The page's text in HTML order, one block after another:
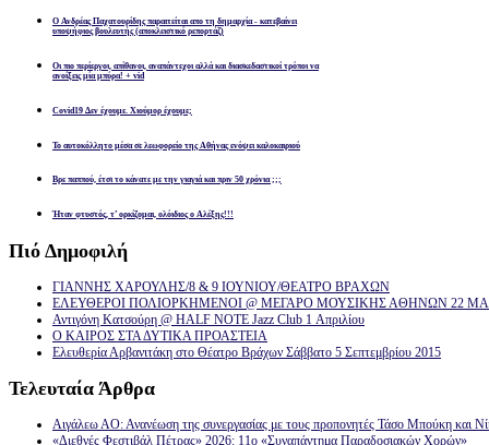
Ο Ανδρέας Παχατουρίδης παραιτείται απο τη δημαρχία - κατεβαίνει
υποψήφιος βουλευτής (αποκλειστικό ρεπορτάζ)
Οι πιο περίεργοι, απίθανοι, αναπάντεχοι αλλά και διασκεδαστικοί τρόποι να
ανοίξεις μία μπύρα! + vid
Covid19 Δεν έχουμε. Χιούμορ έχουμε;
Το αυτοκόλλητο μέσα σε λεωφορείο της Αθήνας ενόψει καλοκαιριού
Βρε παππού, έτσι το κάνατε με την γιαγιά και πριν 50 χρόνια ;;;
Ήταν φτυστός, τ’ ορκίζομαι, ολόιδιος ο Αλέξης!!!
Πιό Δημοφιλή
ΓΙΑΝΝΗΣ ΧΑΡΟΥΛΗΣ/8 & 9 ΙΟΥΝΙΟΥ/ΘΕΑΤΡΟ ΒΡΑΧΩΝ
ΕΛΕΥΘΕΡΟΙ ΠΟΛΙΟΡΚΗΜΕΝΟΙ @ ΜΕΓΑΡΟ ΜΟΥΣΙΚΗΣ ΑΘΗΝΩΝ 22
Αντιγόνη Κατσούρη @ HALF NOTE Jazz Club 1 Απριλίου
Ο ΚΑΙΡΟΣ ΣΤΑ ΔΥΤΙΚΑ ΠΡΟΑΣΤΕΙΑ
Ελευθερία Αρβανιτάκη στο Θέατρο Βράχων Σάββατο 5 Σεπτεμβρίου 2015
Τελευταία Άρθρα
Αιγάλεω ΑΟ: Ανανέωση της συνεργασίας με τους προπονητές Τάσο Μπούκη και
«Διεθνές Φεστιβάλ Πέτρας» 2026: 11ο «Συναπάντημα Παραδοσιακών Χορών»